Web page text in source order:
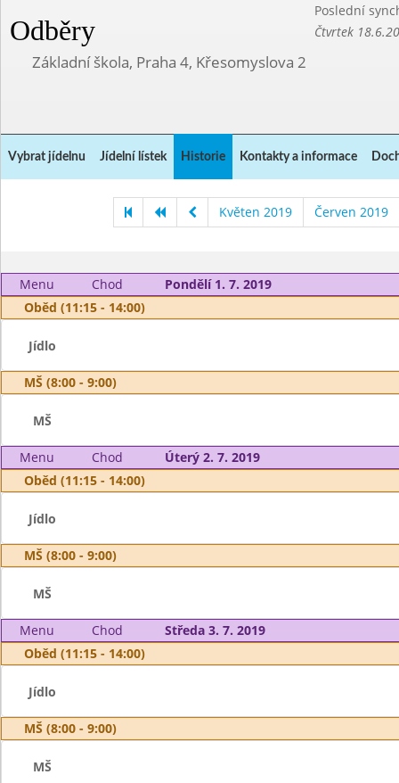
Odběry
Poslední
Čtvrtek
Základní škola, Praha 4, Křesomyslova 2
Vybrat jídelnu Jídelní lístek Historie Kontakty a informace
Květen 2019 Červen 2019
Menu Chod
Pondělí 1. 7. 2019
Oběd (11:15 - 14:00)
Jídlo
MŠ (8:00 - 9:00)
MŠ
Menu Chod
Úterý 2. 7. 2019
Oběd (11:15 - 14:00)
Jídlo
MŠ (8:00 - 9:00)
MŠ
Menu Chod
Středa 3. 7. 2019
Oběd (11:15 - 14:00)
Jídlo
MŠ (8:00 - 9:00)
MŠ